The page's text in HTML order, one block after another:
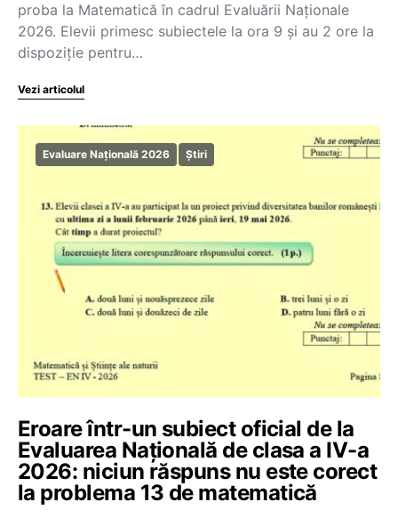
proba la Matematică în cadrul Evaluării Naționale
2026. Elevii primesc subiectele la ora 9 și au 2 ore la
dispoziție pentru…
Vezi articolul
Evaluare Națională 2026 Știri
Eroare într-un subiect oficial de la
Evaluarea Națională de clasa a IV-a
2026: niciun răspuns nu este corect
la problema 13 de matematică